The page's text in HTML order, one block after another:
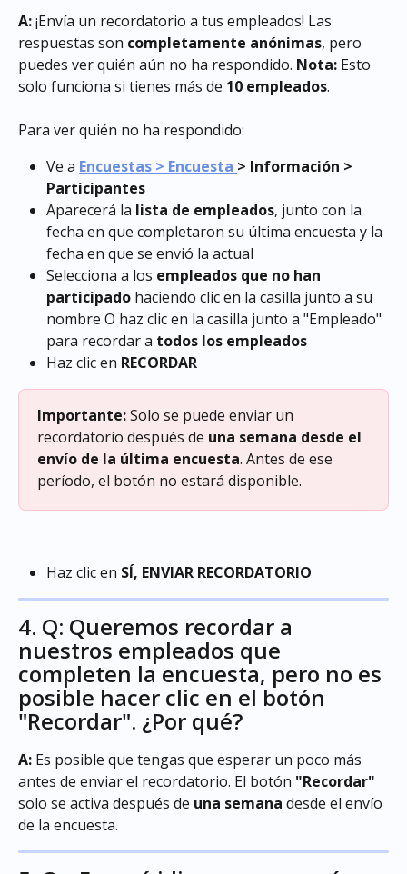
A: ¡Envía un recordatorio a tus empleados! Las
respuestas son completamente anónimas, pero
puedes ver quién aún no ha respondido. Nota: Esto
solo funciona si tienes más de 10 empleados.
Para ver quién no ha respondido:
Ve a Encuestas > Encuesta > Información >
Participantes
Aparecerá la lista de empleados, junto con la
fecha en que completaron su última encuesta y la
fecha en que se envió la actual
Selecciona a los empleados que no han
participado haciendo clic en la casilla junto a su
nombre O haz clic en la casilla junto a "Empleado"
para recordar a todos los empleados
Haz clic en RECORDAR
Importante: Solo se puede enviar un
recordatorio después de una semana desde el
envío de la última encuesta. Antes de ese
período, el botón no estará disponible.
Haz clic en SÍ, ENVIAR RECORDATORIO
4. Q: Queremos recordar a
nuestros empleados que
completen la encuesta, pero no es
posible hacer clic en el botón
"Recordar". ¿Por qué?
A: Es posible que tengas que esperar un poco más
antes de enviar el recordatorio. El botón "Recordar"
solo se activa después de una semana desde el envío
de la encuesta.